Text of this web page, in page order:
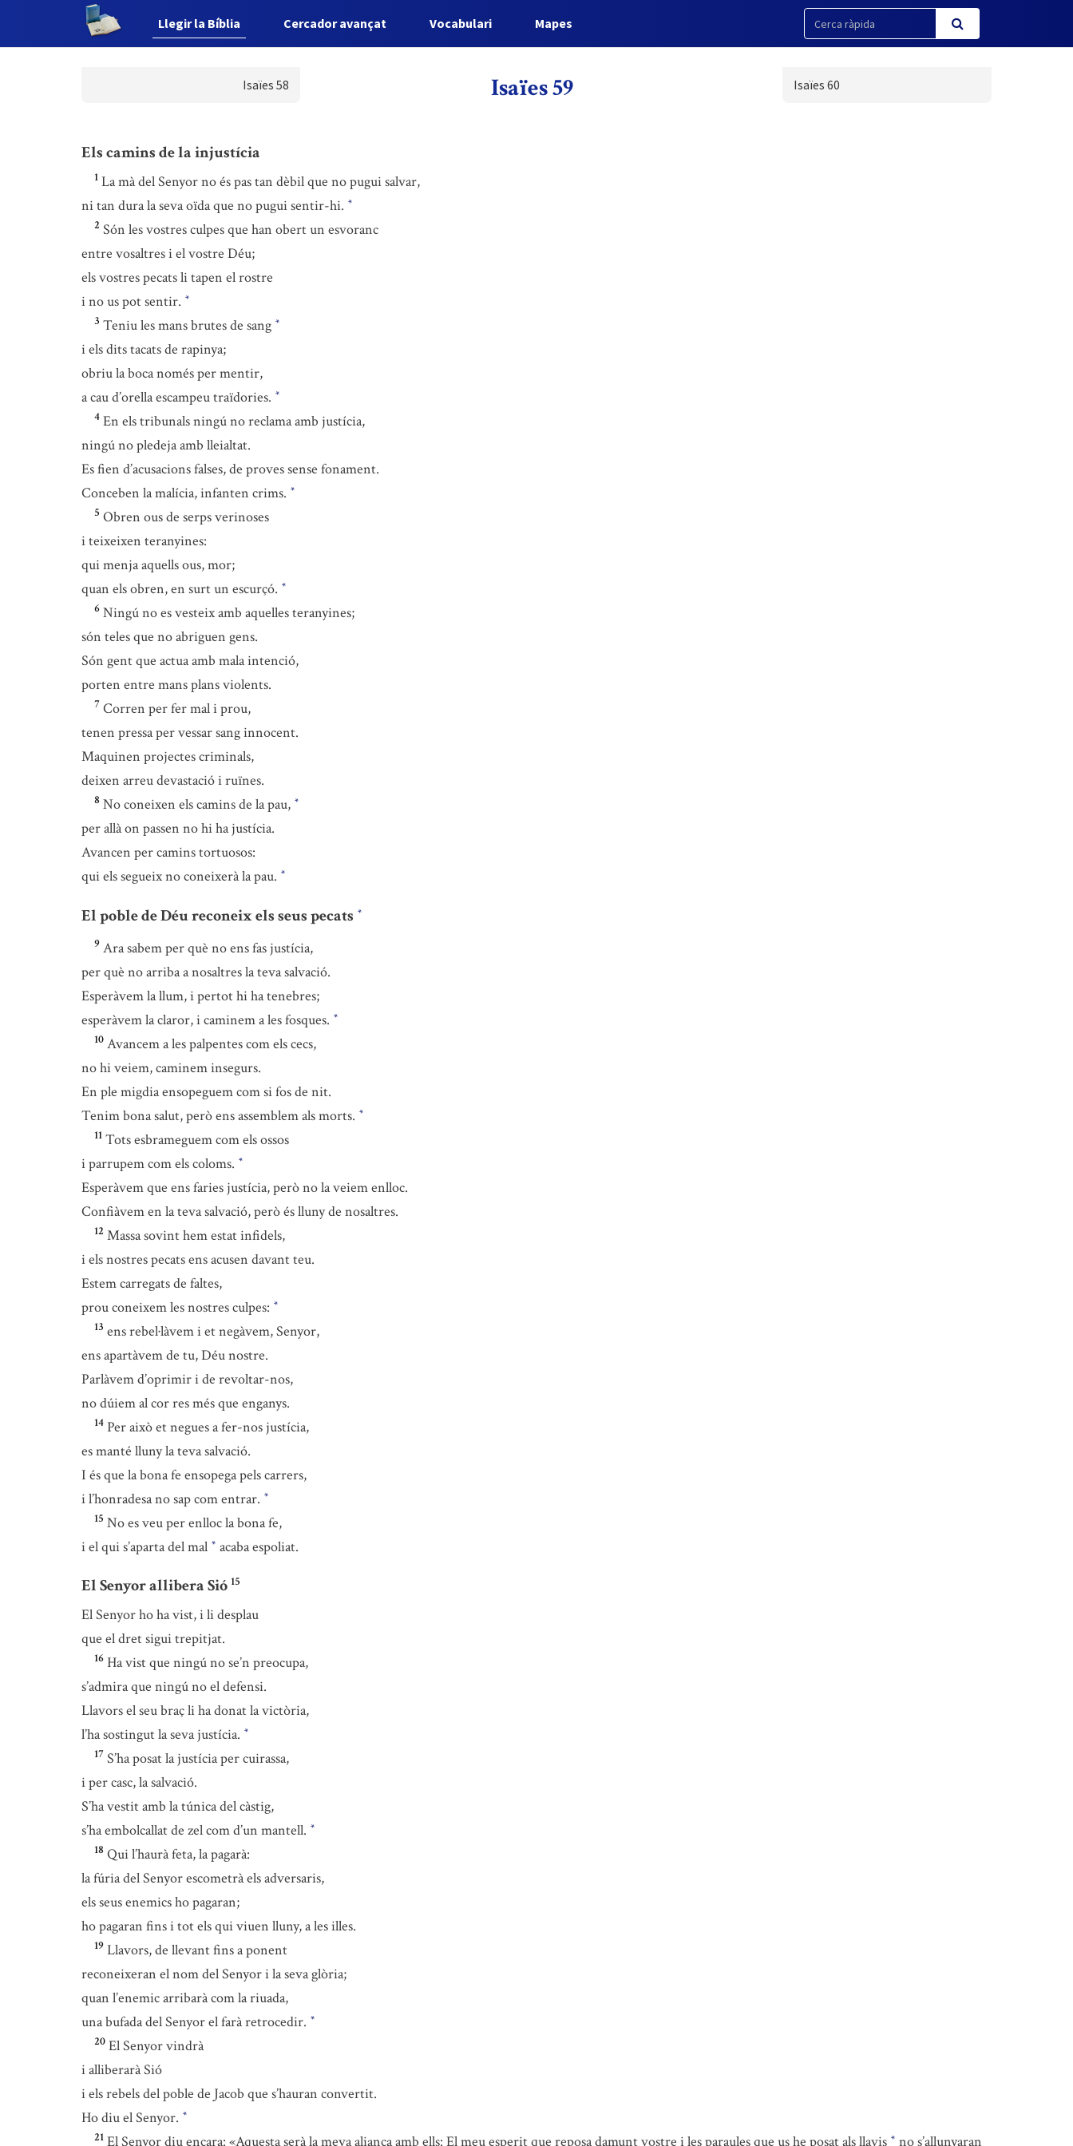
Llegir la Bíblia Cercador avançat Vocabulari Mapes
Isaïes 58 Isaïes 59 Isaïes 60
Els camins de la injustícia
1 La mà del Senyor no és pas tan dèbil que no pugui salvar,
ni tan dura la seva oïda que no pugui sentir-hi. *
2 Són les vostres culpes que han obert un esvoranc
entre vosaltres i el vostre Déu;
els vostres pecats li tapen el rostre
i no us pot sentir. *
3 Teniu les mans brutes de sang *
i els dits tacats de rapinya;
obriu la boca només per mentir,
a cau d’orella escampeu traïdories. *
4 En els tribunals ningú no reclama amb justícia,
ningú no pledeja amb lleialtat.
Es fien d’acusacions falses, de proves sense fonament.
Conceben la malícia, infanten crims. *
5 Obren ous de serps verinoses
i teixeixen teranyines:
qui menja aquells ous, mor;
quan els obren, en surt un escurçó. *
6 Ningú no es vesteix amb aquelles teranyines;
són teles que no abriguen gens.
Són gent que actua amb mala intenció,
porten entre mans plans violents.
7 Corren per fer mal i prou,
tenen pressa per vessar sang innocent.
Maquinen projectes criminals,
deixen arreu devastació i ruïnes.
8 No coneixen els camins de la pau, *
per allà on passen no hi ha justícia.
Avancen per camins tortuosos:
qui els segueix no coneixerà la pau. *
El poble de Déu reconeix els seus pecats *
9 Ara sabem per què no ens fas justícia,
per què no arriba a nosaltres la teva salvació.
Esperàvem la llum, i pertot hi ha tenebres;
esperàvem la claror, i caminem a les fosques. *
10 Avancem a les palpentes com els cecs,
no hi veiem, caminem insegurs.
En ple migdia ensopeguem com si fos de nit.
Tenim bona salut, però ens assemblem als morts. *
11 Tots esbrameguem com els ossos
i parrupem com els coloms. *
Esperàvem que ens faries justícia, però no la veiem enlloc.
Confiàvem en la teva salvació, però és lluny de nosaltres.
12 Massa sovint hem estat infidels,
i els nostres pecats ens acusen davant teu.
Estem carregats de faltes,
prou coneixem les nostres culpes: *
13 ens rebel·làvem i et negàvem, Senyor,
ens apartàvem de tu, Déu nostre.
Parlàvem d’oprimir i de revoltar-nos,
no dúiem al cor res més que enganys.
14 Per això et negues a fer-nos justícia,
es manté lluny la teva salvació.
I és que la bona fe ensopega pels carrers,
i l’honradesa no sap com entrar. *
15 No es veu per enlloc la bona fe,
i el qui s’aparta del mal * acaba espoliat.
El Senyor allibera Sió 15
El Senyor ho ha vist, i li desplau
que el dret sigui trepitjat.
16 Ha vist que ningú no se’n preocupa,
s’admira que ningú no el defensi.
Llavors el seu braç li ha donat la victòria,
l’ha sostingut la seva justícia. *
17 S’ha posat la justícia per cuirassa,
i per casc, la salvació.
S’ha vestit amb la túnica del càstig,
s’ha embolcallat de zel com d’un mantell. *
18 Qui l’haurà feta, la pagarà:
la fúria del Senyor escometrà els adversaris,
els seus enemics ho pagaran;
ho pagaran fins i tot els qui viuen lluny, a les illes.
19 Llavors, de llevant fins a ponent
reconeixeran el nom del Senyor i la seva glòria;
quan l’enemic arribarà com la riuada,
una bufada del Senyor el farà retrocedir. *
20 El Senyor vindrà
i alliberarà Sió
i els rebels del poble de Jacob que s’hauran convertit.
Ho diu el Senyor. *
21 El Senyor diu encara: «Aquesta serà la meva aliança amb ells: El meu esperit que reposa damunt vostre i les paraules que us he posat als llavis * no s’allunyaran